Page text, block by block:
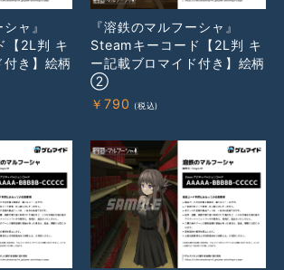
ャ』
【2L判 キ
き】絵柄
『溶鉄のマルフーシャ』
Steamキーコード【2L判 キ
ー記載ブロマイド付き】絵柄
②
￥ 790